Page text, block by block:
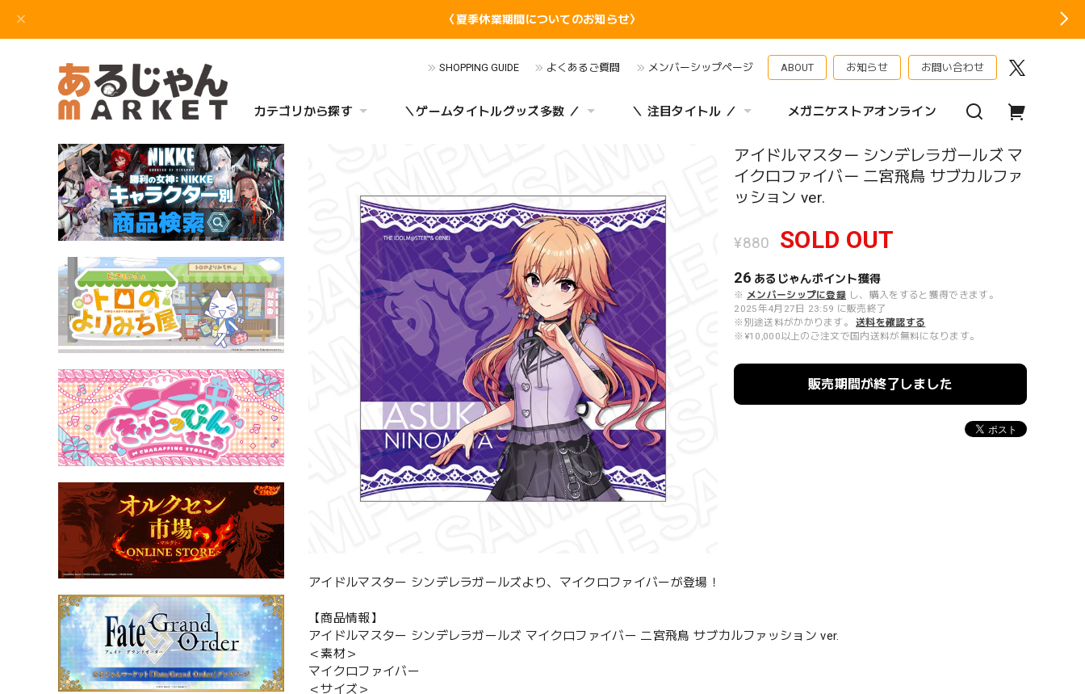
〈夏季休業期間についてのお知らせ〉
SHOPPING GUIDE よくあるご質問 メンバーシップページ ABOUT お知らせ お問い合わせ
カテゴリから探す ＼ゲームタイトルグッズ多数 ／ ＼ 注目タイトル ／ メガニケストアオンライン
アイドルマスター シンデレラガールズ マ
イクロファイバー 二宮飛鳥 サブカルファ
ッション ver.
¥880 SOLD OUT
26 あるじゃんポイント獲得
※ メンバーシップに登録 し、購入をすると獲得できます。
2025年4月27日 23:59 に販売終了
※別途送料がかかります。
送料を確認する
※¥10,000以上のご注文で国内送料が無料になります。
販売期間が終了しました
アイドルマスター シンデレラガールズより、マイクロファイバーが登場！
【商品情報】
アイドルマスター シンデレラガールズ マイクロファイバー 二宮飛鳥 サブカルファッション ver.
＜素材＞
マイクロファイバー
＜サイズ＞